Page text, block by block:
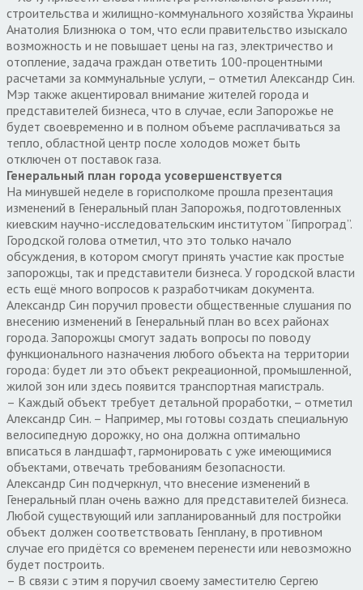
строительства и жилищно-коммунального хозяйства Украины
Анатолия Близнюка о том, что если правительство изыскало
возможность и не повышает цены на газ, электричество и
отопление, задача граждан ответить 100-процентными
расчетами за коммунальные услуги, – отметил Александр Син.
Мэр также акцентировал внимание жителей города и
представителей бизнеса, что в случае, если Запорожье не
будет своевременно и в полном объеме расплачиваться за
тепло, областной центр после холодов может быть
отключен от поставок газа.
Генеральный план города усовершенствуется
На минувшей неделе в горисполкоме прошла презентация
изменений в Генеральный план Запорожья, подготовленных
киевским научно-исследовательским институтом “Гипроград”.
Городской голова отметил, что это только начало
обсуждения, в котором смогут принять участие как простые
запорожцы, так и представители бизнеса. У городской власти
есть ещё много вопросов к разработчикам документа.
Александр Син поручил провести общественные слушания по
внесению изменений в Генеральный план во всех районах
города. Запорожцы смогут задать вопросы по поводу
функционального назначения любого объекта на территории
города: будет ли это объект рекреационной, промышленной,
жилой зон или здесь появится транспортная магистраль.
– Каждый объект требует детальной проработки, – отметил
Александр Син. – Например, мы готовы создать специальную
велосипедную дорожку, но она должна оптимально
вписаться в ландшафт, гармонировать с уже имеющимися
объектами, отвечать требованиям безопасности.
Александр Син подчеркнул, что внесение изменений в
Генеральный план очень важно для представителей бизнеса.
Любой существующий или запланированный для постройки
объект должен соответствовать Генплану, в противном
случае его придётся со временем перенести или невозможно
будет построить.
– В связи с этим я поручил своему заместителю Сергею